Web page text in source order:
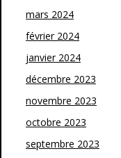
mars 2024
février 2024
janvier 2024
décembre 2023
novembre 2023
octobre 2023
septembre 2023